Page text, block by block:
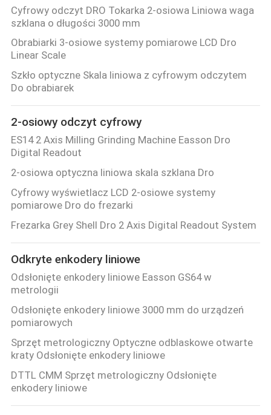
Cyfrowy odczyt DRO Tokarka 2-osiowa Liniowa waga
szklana o długości 3000 mm
Obrabiarki 3-osiowe systemy pomiarowe LCD Dro
Linear Scale
Szkło optyczne Skala liniowa z cyfrowym odczytem
Do obrabiarek
2-osiowy odczyt cyfrowy
ES14 2 Axis Milling Grinding Machine Easson Dro
Digital Readout
2-osiowa optyczna liniowa skala szklana Dro
Cyfrowy wyświetlacz LCD 2-osiowe systemy
pomiarowe Dro do frezarki
Frezarka Grey Shell Dro 2 Axis Digital Readout System
Odkryte enkodery liniowe
Odsłonięte enkodery liniowe Easson GS64 w
metrologii
Odsłonięte enkodery liniowe 3000 mm do urządzeń
pomiarowych
Sprzęt metrologiczny Optyczne odblaskowe otwarte
kraty Odsłonięte enkodery liniowe
DTTL CMM Sprzęt metrologiczny Odsłonięte
enkodery liniowe